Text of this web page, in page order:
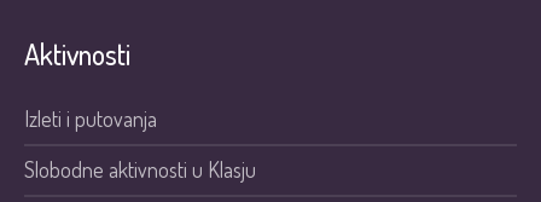
Aktivnosti
Izleti i putovanja
Slobodne aktivnosti u Klasju